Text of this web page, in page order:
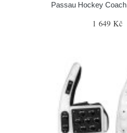
Passau Hockey
1 649 Kč